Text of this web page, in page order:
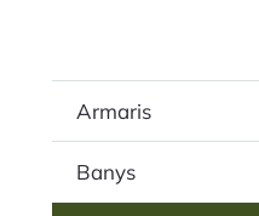
Armaris
Banys